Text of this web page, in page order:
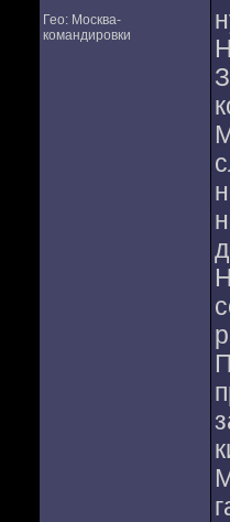
Гео: Москва-
командировки